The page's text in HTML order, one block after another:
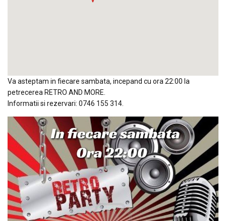
Va asteptam in fiecare sambata, incepand cu ora 22:00 la
petrecerea RETRO AND MORE.
Informatii si rezervari: 0746 155 314.